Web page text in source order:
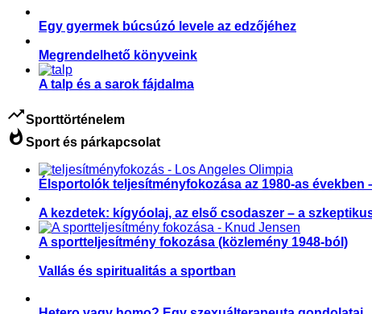
Egy gyermek búcsúzó levele az edzőjéhez
Megrendelhető könyveink
A talp és a sarok fájdalma
trending_upSporttörténelem
whatshot Sport és párkapcsolat
Élsportolók teljesítményfokozása az 1980-as években
A kezdetek: kígyóolaj, az első csodaszer – a
A sportteljesítmény fokozása (közlemény 1948-ból)
Vallás és spiritualitás a sportban